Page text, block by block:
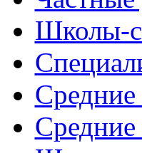
Школы-